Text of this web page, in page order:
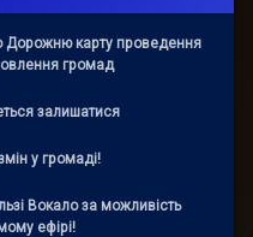
Дорожню карту проведення
громад
залишатися
у громаді!
Вокало за можливість
ефірі!